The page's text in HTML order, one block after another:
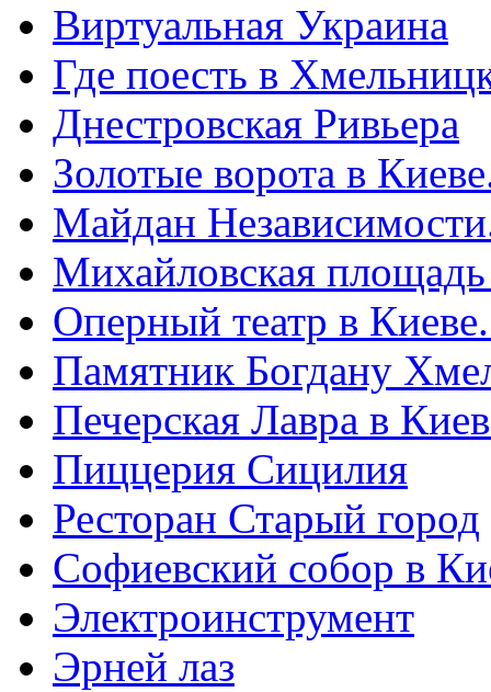
Виртуальная Украина
Где поесть в
Днестровская Ривьера
Золотые ворота в
Майдан
Михайловская
Оперный театр в
Памятник Богдану
Печерская Лавра в
Пиццерия Сицилия
Ресторан Старый город
Софиевский собор в
Электроинструмент
Эрней лаз